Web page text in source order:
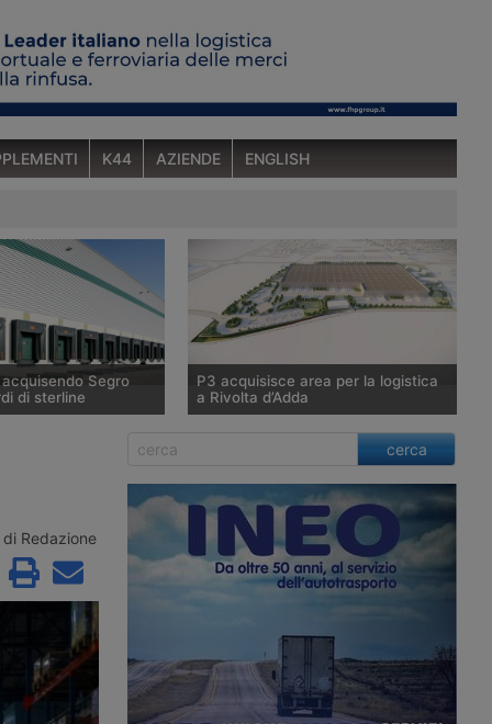
K44 AZIENDE ENGLISH
Segro
di sterline
di immobili
un’intesa
Segro, il
britannico. Nascerà
piattaforma
con la chiusura
metà del 2027.
P3 acquisisce area per la logistica
a Rivolta d’Adda
P3, tramite il Fondo Giano gestito da
Savills Investment Management Sgr,
Rivolta d’Adda, in provincia di
Cremona, per un polo logistico da
61mila metri quadrati, con i lavori in
avvio nel quarto trimestre del 2026.
di Redazione
cerca